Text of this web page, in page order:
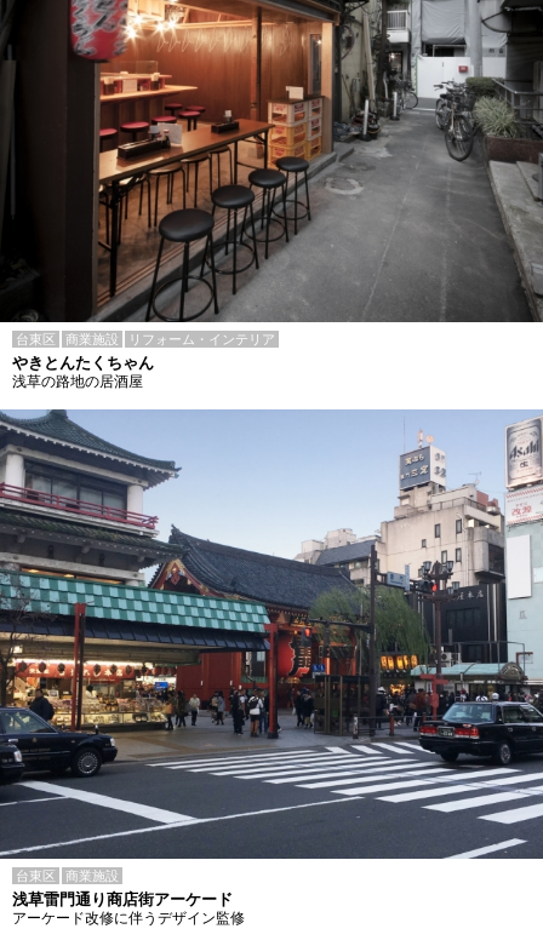
台東区 商業施設 リフォーム・インテリア
やきとんたくちゃん
浅草の路地の居酒屋
台東区 商業施設
浅草雷門通り商店街アーケード
アーケード改修に伴うデザイン監修